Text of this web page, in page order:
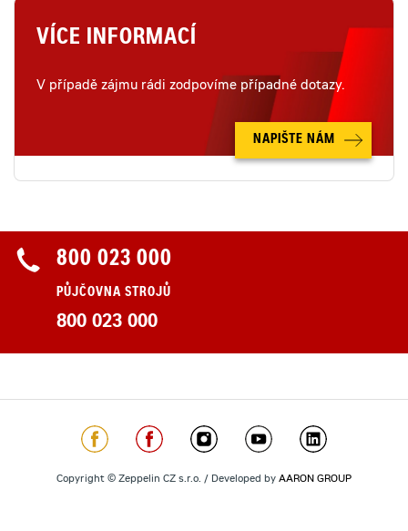
VÍCE INFORMACÍ
V případě zájmu rádi zodpovíme případné dotazy.
NAPIŠTE NÁM
800 023 000
PŮJČOVNA STROJŮ
800 023 000
Copyright © Zeppelin CZ s.r.o. / Developed by AARON GROUP